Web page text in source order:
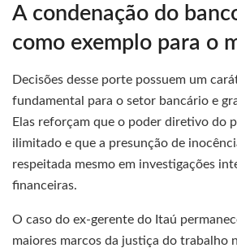
A condenação do
como exemplo para o
Decisões desse porte possuem um
fundamental para o setor bancário e
Elas reforçam que o poder diretivo do
ilimitado e que a presunção de
respeitada mesmo em investigações
financeiras.
O caso do ex-gerente do Itaú
maiores marcos da justiça do trabalho